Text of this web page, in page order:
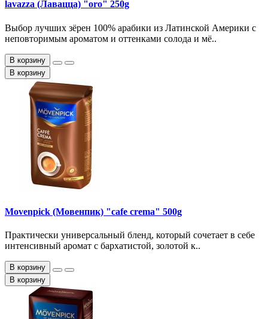
lavazza (Лавацца) "oro" 250g
Выбор лучших зёрен 100% арабики из Латинской Америки с
неповторимым ароматом и оттенками солода и мё..
В корзину
В корзину
Movenpick (Мовенпик) "cafe crema" 500g
Практически универсальный бленд, который сочетает в себе
интенсивный аромат с бархатистой, золотой к..
В корзину
В корзину